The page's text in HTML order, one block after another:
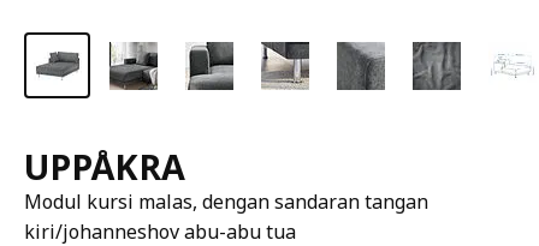
UPPÅKRA
Modul kursi malas, dengan sandaran tangan
kiri/johanneshov abu-abu tua